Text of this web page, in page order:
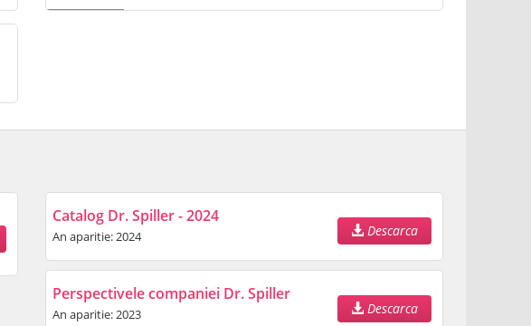
Catalog Dr. Spiller - 2024
An aparitie: 2024 Descarca
Perspectivele companiei Dr. Spiller
An aparitie: 2023 Descarca